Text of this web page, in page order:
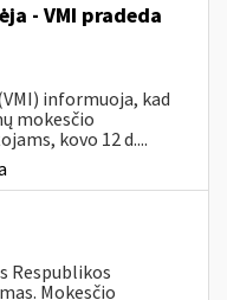
- VMI pradeda
informuoja, kad
mokesčio
kovo 12 d....
Respublikos
Mokesčio